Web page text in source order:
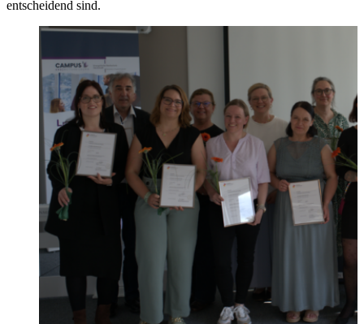
entscheidend sind.